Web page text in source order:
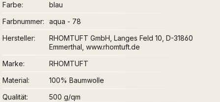
Farbe
blau
Farbnummer
aqua - 78
Hersteller
RHOMTUFT GmbH, Langes Feld 10, D-31860
Emmerthal, www.rhomtuft.de
Marke
RHOMTUFT
Material
100% Baumwolle
Qualität
500 g/qm